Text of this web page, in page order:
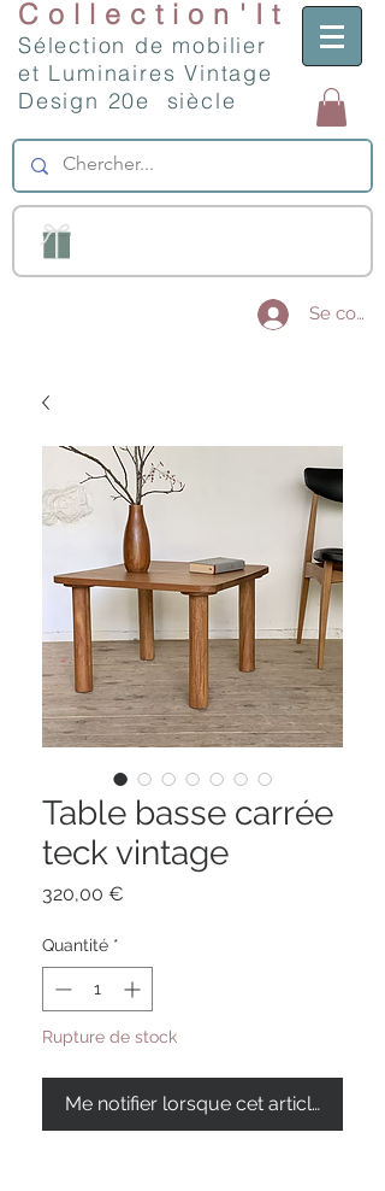
Collection'It
Sélection de mobilier
et Luminaires Vintage
Design 20e siècle
Se
Table basse carrée
teck vintage
320,00 €
Quantité *
Rupture de stock
Me notifier lorsque cet article est